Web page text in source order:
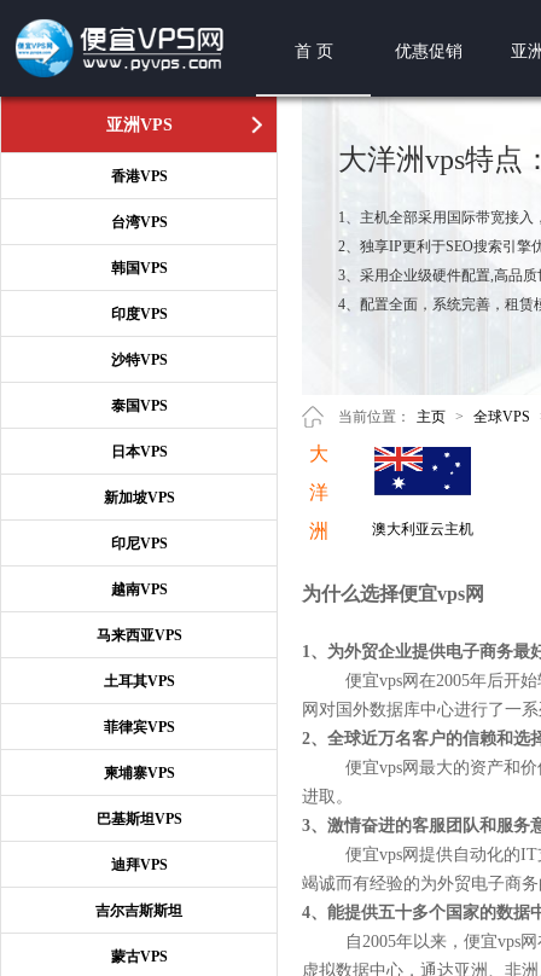
首 页 优惠促销 亚
亚洲VPS
香港VPS
台湾VPS
韩国VPS
印度VPS
沙特VPS
泰国VPS
日本VPS
新加坡VPS
印尼VPS
越南VPS
马来西亚VPS
土耳其VPS
菲律宾VPS
柬埔寨VPS
巴基斯坦VPS
迪拜VPS
吉尔吉斯斯坦
蒙古VPS
大洋洲vps特点
1、主机全部采用国际带宽接
2、独享IP更利于SEO搜索引擎
3、采用企业级硬件配置,高品
4、配置全面，系统完善，租
当前位置： 主页 > 全球VPS
大
洋
洲
澳大利亚云主机
为什么选择便宜vps网
1、为外贸企业提供电子商务最
便宜vps网在2005年后开始转
网对国外数据库中心进行了一
2、全球近万名客户的信赖和选
便宜vps网最大的资产和价值
进取。
3、激情奋进的客服团队和服务
便宜vps网提供自动化的IT支
竭诚而有经验的为外贸电子商
4、能提供五十多个国家的数据
自2005年以来，便宜vps网在
虚拟数据中心，通达亚洲、非